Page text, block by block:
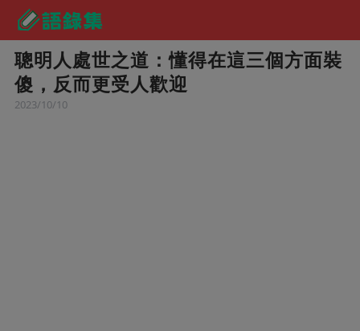
聰明人處世之道：懂得在這三個方面裝
傻，反而更受人歡迎
2023/10/10